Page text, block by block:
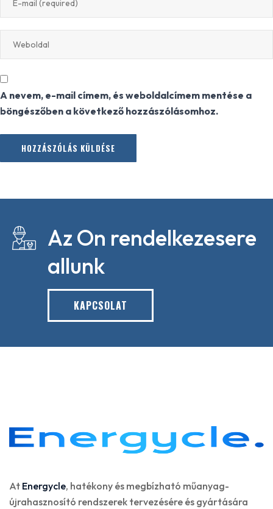
A nevem, e-mail címem, és weboldalcímem mentése a
böngészőben a következő hozzászólásomhoz.
Az On rendelkezesere
allunk
KAPCSOLAT
At Energycle, hatékony és megbízható műanyag-
újrahasznosító rendszerek tervezésére és gyártására